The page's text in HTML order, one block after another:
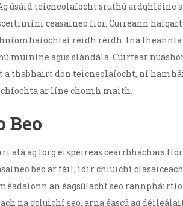
úsáid teicneolaíocht sruthú
ceasaíneo fíor. Cuireann
réidh réidh. Ina theannta
agus slándála. Cuirtear
a thabhairt don teicneolaíocht, ní
ar líne chomh maith.
Beo
atá ag lorg eispéireas cearrbhachais
beo ar fáil, idir chluichí
an éagsúlacht seo
na gcluichí seo, arna éascú ag